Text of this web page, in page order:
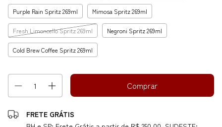
Purple Rain Spritz 269ml Mimosa Spritz 269ml
Fresh Limoncello Spritz 269ml Negroni Spritz 269ml
Cold Brew Coffee Spritz 269ml
FRETE GRÁTIS